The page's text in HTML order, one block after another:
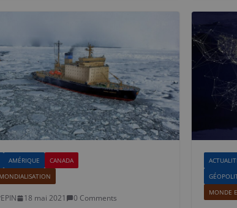
AMÉRIQUE
CANADA
18 mai 2021 0 Comments
MONDE